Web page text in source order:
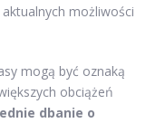
możliwości
mogą być oznaką
obciążeń
dbanie o